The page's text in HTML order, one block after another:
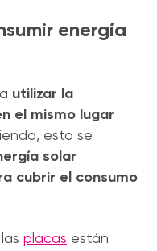
energía
utilizar la
el mismo lugar
esto se
solar
cubrir el consumo
placas están